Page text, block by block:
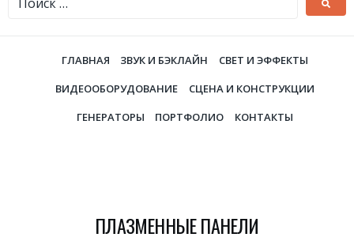
ГЛАВНАЯ ЗВУК И БЭКЛАЙН
СВЕТ И ЭФФЕКТЫ
ВИДЕООБОРУДОВАНИЕ
СЦЕНА И КОНСТРУКЦИИ
ГЕНЕРАТОРЫ
ПОРТФОЛИО КОНТАКТЫ
ПЛАЗМЕННЫЕ ПАНЕЛИ